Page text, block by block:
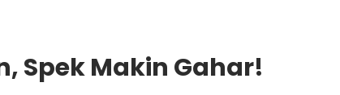
Spek Makin Gahar!